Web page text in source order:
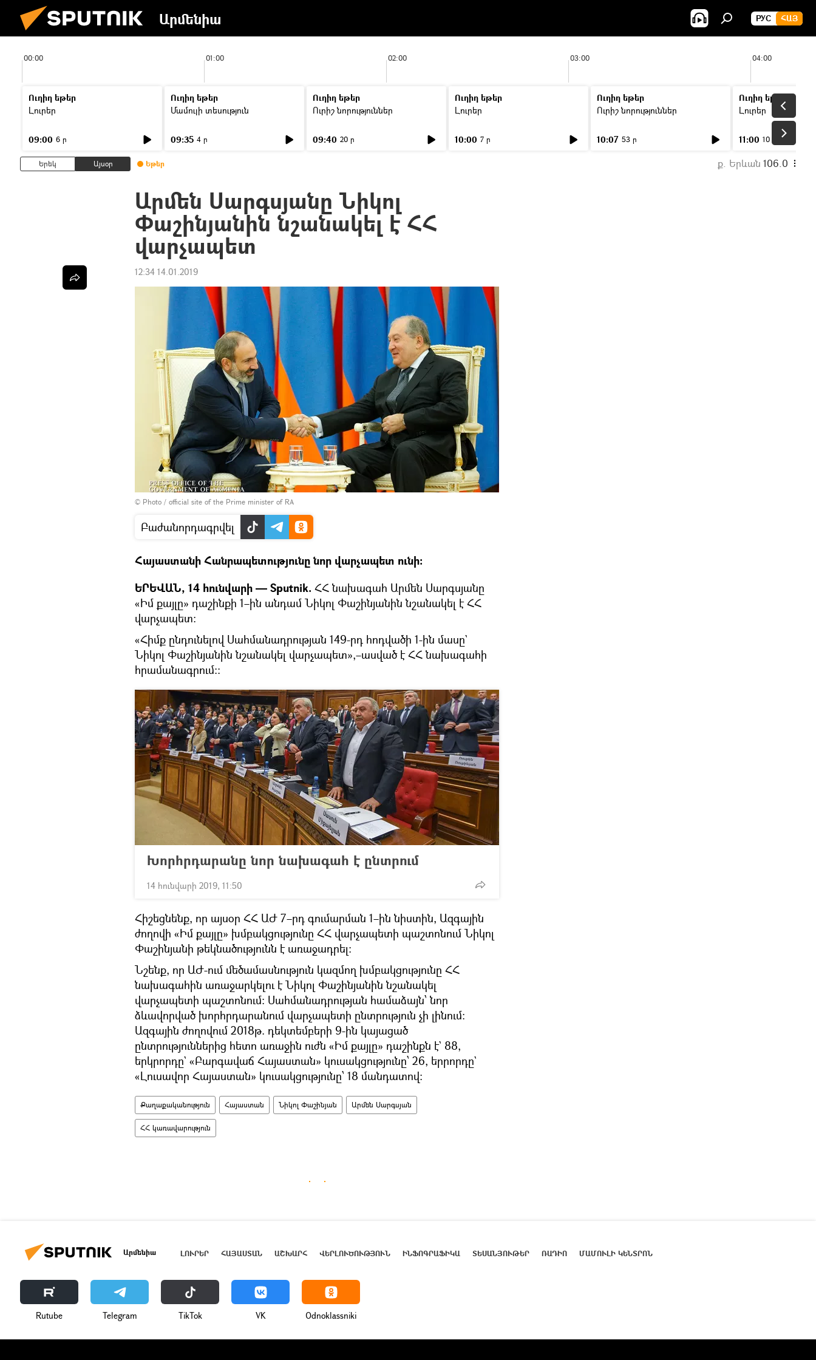
Արմենիա РУС ՀԱՅ
00:00 01:00 02:00 03:00 04:00
Ուղիղ եթեր
Լուրեր
09:00 6 ր
Ուղիղ եթեր
Մամուլի տեսություն
09:35 4 ր
Ուղիղ եթեր
Ուրիշ նորություններ
09:40 20 ր
Ուղիղ եթեր
Լուրեր
10:00 7 ր
Ուղիղ եթեր
Ուրիշ նորություններ
10:07 53 ր
Ուղիղ եթեր
Լուրեր
11:00 10 ր
Երեկ Այսօր Եթեր ք. Երևան 106.0
Արմեն Սարգսյանը Նիկոլ
Փաշինյանին նշանակել է ՀՀ
վարչապետ
12:34 14.01.2019
© Photo / official site of the Prime minister of RA
Բաժանորդագրվել
Հայաստանի Հանրապետությունը նոր վարչապետ ունի։
ԵՐԵՎԱՆ, 14 հունվարի — Sputnik. ՀՀ նախագահ Արմեն Սարգսյանը
«Իմ քայլը» դաշինքի 1–ին անդամ Նիկոլ Փաշինյանին նշանակել է ՀՀ
վարչապետ։
«Հիմք ընդունելով Սահմանադրության 149-րդ հոդվածի 1-ին մասը`
Նիկոլ Փաշինյանին նշանակել վարչապետ»,–ասված է ՀՀ նախագահի
հրամանագրում։:
Խորհրդարանը նոր նախագահ է ընտրում
14 հունվարի 2019, 11:50
Հիշեցնենք, որ այսօր ՀՀ ԱԺ 7–րդ գումարման 1–ին նիստին, Ազգային
ժողովի «Իմ քայլը» խմբակցությունը ՀՀ վարչապետի պաշտոնում Նիկոլ
Փաշինյանի թեկնածությունն է առաջադրել:
Նշենք, որ ԱԺ-ում մեծամասնություն կազմող խմբակցությունը ՀՀ
նախագահին առաջարկելու է Նիկոլ Փաշինյանին նշանակել
վարչապետի պաշտոնում: Սահմանադրության համաձայն՝ նոր
ձևավորված խորհրդարանում վարչապետի ընտրություն չի լինում:
Ազգային ժողովում 2018թ. դեկտեմբերի 9-ին կայացած
ընտրություններից հետո առաջին ուժն «Իմ քայլը» դաշինքն է` 88,
երկրորդը` «Բարգավաճ Հայաստան» կուսակցությունը՝ 26, երրորդը`
«Լուսավոր Հայաստան» կուսակցությունը՝ 18 մանդատով:
Քաղաքականություն Հայաստան Նիկոլ Փաշինյան Արմեն Սարգսյան
ՀՀ կառավարություն
Արմենիա ԼՈՒՐԵՐ ՀԱՅԱՍՏԱՆ ԱՇԽԱՐՀ ՎԵՐԼՈՒԾՈՒԹՅՈՒՆ ԻՆՖՈԳՐԱՖԻԿԱ ՏԵՍԱՆՅՈՒԹԵՐ ՌԱԴԻՈ ՄԱՄՈՒԼԻ ԿԵՆՏՐՈՆ
Rutube Telegram ТikТоk VK Odnoklassniki